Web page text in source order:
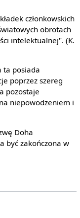
członkowskich
obrotach
intelektualnej". (K.
ta posiada
poprzez szereg
pozostaje
niepowodzeniem i
Doha
być zakończona w